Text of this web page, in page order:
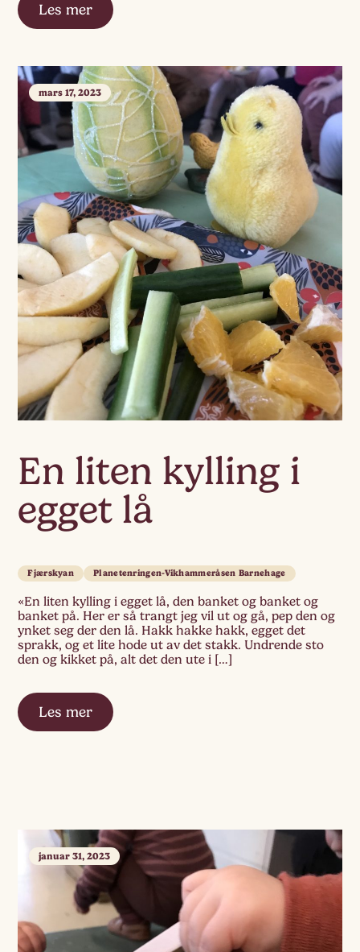
Les mer
En liten kylling i
egget lå
mars 17, 2023
Fjærskyan Planetenringen-Vikhammeråsen Barnehage
«En liten kylling i egget lå, den banket og banket og
banket på. Her er så trangt jeg vil ut og gå, pep den og
ynket seg der den lå. Hakk hakke hakk, egget det
sprakk, og et lite hode ut av det stakk. Undrende sto
den og kikket på, alt det den ute i […]
Les mer
januar 31, 2023